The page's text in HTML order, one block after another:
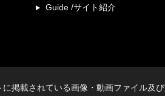
Guide /サイト紹介
に掲載されている画像・動画ファイル及